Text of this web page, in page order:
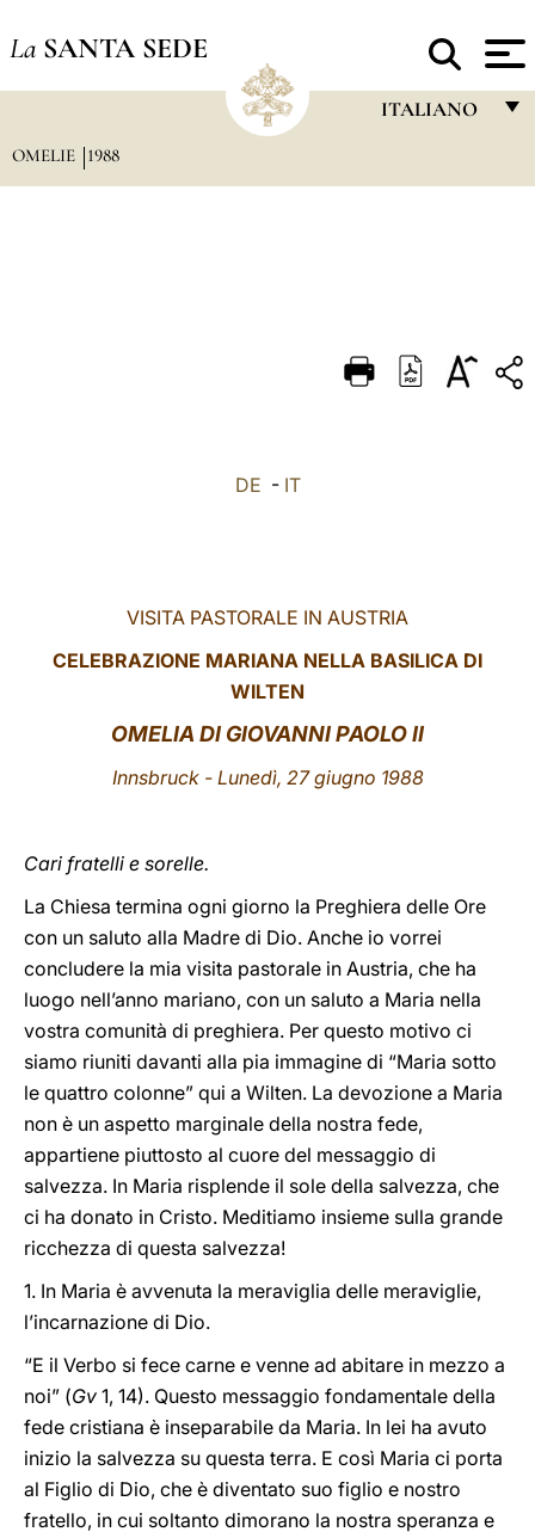
La SANTA SEDE
ITALIANO
DEUTSCH
OMELIE 1988
DE - IT
VISITA PASTORALE IN AUSTRIA
CELEBRAZIONE MARIANA NELLA BASILICA DI
WILTEN
OMELIA DI GIOVANNI PAOLO II
Innsbruck - Lunedì, 27 giugno 1988
Cari fratelli e sorelle.
La Chiesa termina ogni giorno la Preghiera delle Ore
con un saluto alla Madre di Dio. Anche io vorrei
concludere la mia visita pastorale in Austria, che ha
luogo nell’anno mariano, con un saluto a Maria nella
vostra comunità di preghiera. Per questo motivo ci
siamo riuniti davanti alla pia immagine di “Maria sotto
le quattro colonne” qui a Wilten. La devozione a Maria
non è un aspetto marginale della nostra fede,
appartiene piuttosto al cuore del messaggio di
salvezza. In Maria risplende il sole della salvezza, che
ci ha donato in Cristo. Meditiamo insieme sulla grande
ricchezza di questa salvezza!
1. In Maria è avvenuta la meraviglia delle meraviglie,
l’incarnazione di Dio.
“E il Verbo si fece carne e venne ad abitare in mezzo a
noi” (Gv 1, 14). Questo messaggio fondamentale della
fede cristiana è inseparabile da Maria. In lei ha avuto
inizio la salvezza su questa terra. E così Maria ci porta
al Figlio di Dio, che è diventato suo figlio e nostro
fratello, in cui soltanto dimorano la nostra speranza e